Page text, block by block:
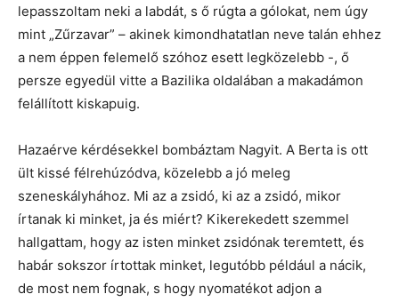
lepasszoltam neki a labdát, s ő rúgta a gólokat, nem úgy
mint „Zűrzavar” – akinek kimondhatatlan neve talán ehhez
a nem éppen felemelő szóhoz esett legközelebb -, ő
persze egyedül vitte a Bazilika oldalában a makadámon
felállított kiskapuig.
Hazaérve kérdésekkel bombáztam Nagyit. A Berta is ott
ült kissé félrehúzódva, közelebb a jó meleg
szeneskályhához. Mi az a zsidó, ki az a zsidó, mikor
írtanak ki minket, ja és miért? Kikerekedett szemmel
hallgattam, hogy az isten minket zsidónak teremtett, és
habár sokszor írtottak minket, legutóbb például a nácik,
de most nem fognak, s hogy nyomatékot adjon a